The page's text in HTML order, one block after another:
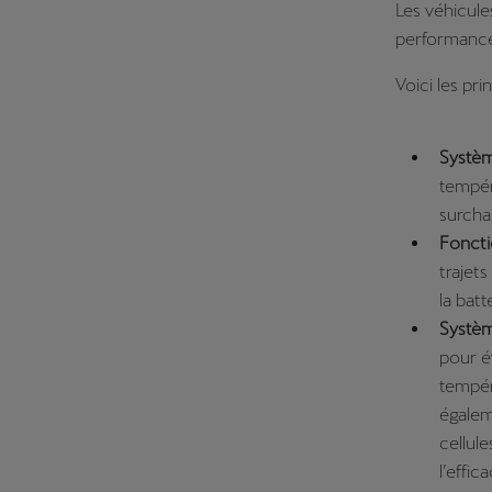
Les
Voici les
trajets
la
pour